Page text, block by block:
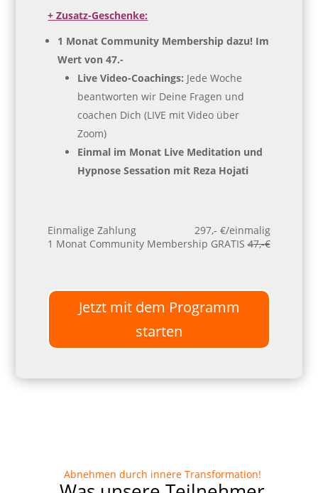
+ Zusatz-Geschenke:
1 Monat Community Membership dazu! Im
Wert von 47.-
Live Video-Coachings: Jede Woche
beantworten wir Deine Fragen und
coachen Dich (LIVE mit Video über
Zoom)
Einmal im Monat Live Meditation und
Hypnose Sessation mit Reza Hojati
Einmalige Zahlung
297,- €/einmalig
1 Monat Community Membership GRATIS 47,-€
Jetzt mit dem Programm
starten
Abnehmen durch innere Transformation!